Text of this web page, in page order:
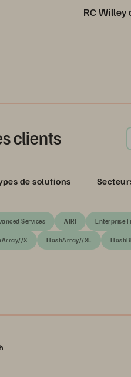
RC
clients
de solutions
Services AIRI Enterprise
X FlashArray//XL